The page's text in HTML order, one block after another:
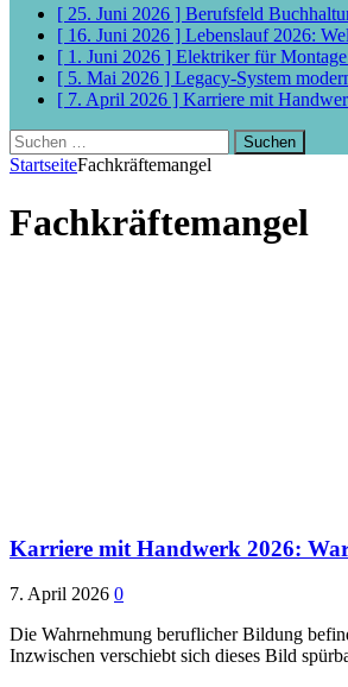
[ 25. Juni 2026 ] Berufsfeld
[ 16. Juni 2026 ] Lebenslauf 2026:
[ 1. Juni 2026 ] Elektriker für
[ 5. Mai 2026 ] Legacy-System
[ 7. April 2026 ] Karriere mit
Suchen
nach:
StartseiteFachkräftemangel
Fachkräftemangel
Karriere mit Handwerk 2026:
7. April 2026 0
Die Wahrnehmung beruflicher Bildung
Inzwischen verschiebt sich dieses Bild